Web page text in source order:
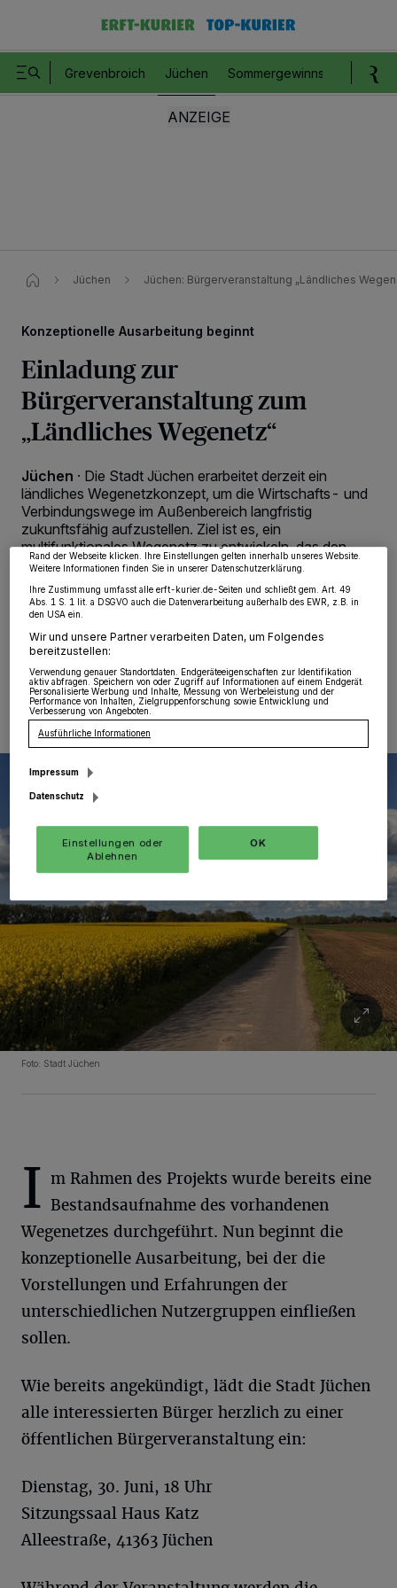
Grevenbroich Jüchen Sommergewinnspiel
Jüchen Jüchen: Bürgerveranstaltung „Ländliches
Konzeptionelle Ausarbeitung beginnt
Einladung zur
Bürgerveranstaltung zum
„Ländliches Wegenetz“
Jüchen · Die Stadt Jüchen erarbeitet derzeit ein
ländliches Wegenetzkonzept, um die Wirtschafts- und
Verbindungswege im Außenbereich langfristig
zukunftsfähig aufzustellen. Ziel ist es, ein
multifunktionales Wegenetz zu entwickeln, das den
Anforderungen der Land- und Forstwirtschaft ebenso
gerecht wird wie den Belangen des Naturschutzes, der
Naherholung sowie des Rad- und Fußverkehrs.
29.06.2026 , 10:47 Uhr Eine Minute Lesezeit
Foto: Stadt Jüchen
I m Rahmen des Projekts wurde bereits eine
Bestandsaufnahme des vorhandenen
Wegenetzes durchgeführt. Nun beginnt die
konzeptionelle Ausarbeitung, bei der die
Vorstellungen und Erfahrungen der
unterschiedlichen Nutzergruppen einfließen
sollen.
Wie bereits angekündigt, lädt die Stadt Jüchen
alle interessierten Bürger herzlich zu einer
öffentlichen Bürgerveranstaltung ein:
Dienstag, 30. Juni, 18 Uhr
Sitzungssaal Haus Katz
Alleestraße, 41363 Jüchen
wie Browserdaten oder eindeutige Kennungen auf Ihrem Gerät zu. Durch Auswahl
von OK aktivieren Sie Tracking-Technologien für die unter „Wir und unsere
Partner verarbeiten Daten, um Ihnen Dienste bereitzustellen“ aufgeführten
Zwecke. Wenn Tracker deaktiviert sind, sind manche Inhalte und Anzeigen
möglicherweise nicht mehr so relevant für Sie. Sie können dieses Menü jederzeit
wieder aufrufen, um Ihre Einstellungen zu ändern oder Ihre Einwilligung zu
widerrufen, indem Sie auf den Link Einstellungen oder Ablehnen am unteren
Rand der Webseite klicken. Ihre Einstellungen gelten innerhalb unseres Website.
Weitere Informationen finden Sie in unserer Datenschutzerklärung.
Ihre Zustimmung umfasst alle erft-kurier.de-Seiten und schließt gem. Art. 49
Abs. 1 S. 1 lit. a DSGVO auch die Datenverarbeitung außerhalb des EWR, z.B. in
den USA ein.
Wir und unsere Partner verarbeiten Daten, um Folgendes
bereitzustellen:
Verwendung genauer Standortdaten. Endgeräteeigenschaften zur Identifikation
aktiv abfragen. Speichern von oder Zugriff auf Informationen auf einem Endgerät.
Personalisierte Werbung und Inhalte, Messung von Werbeleistung und der
Performance von Inhalten, Zielgruppenforschung sowie Entwicklung und
Verbesserung von Angeboten.
Ausführliche Informationen
Impressum
Datenschutz
Einstellungen oder
Ablehnen
OK